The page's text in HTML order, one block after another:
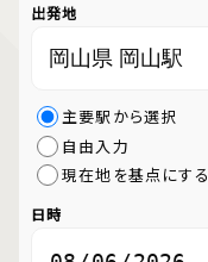
出発地
主要駅から選択
自由入力
現在地を基点にする
日時